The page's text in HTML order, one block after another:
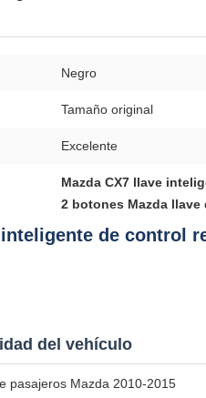
Negro
Tamaño original
Excelente
Mazda CX7 llave
2 botones Mazda llave
de control
del vehículo
pasajeros Mazda 2010-2015